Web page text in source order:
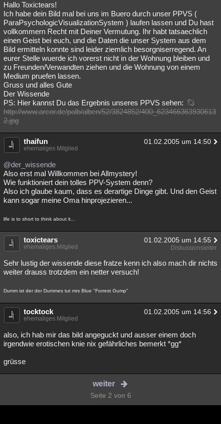
Hallo Toxictears!
Ich habe dein Bild mal bei uns im Buero durch unser PPVS (
ParaPsychologicVisualizationSystem ) laufen lassen und Du hast
vollkommern Recht mit Deiner Vermutung. Ihr habt tatsaechlich
einen Geist bei euch, und die Daten die unser System aus dem
Bild ermitteln konnte sind leider ziemlich besorgniserregend. An
eurer Stelle wuerde ich vorerst nicht in der Wohnung bleiben und
zu Freunden/Verwandten ziehen und die Wohnung von einem
Medium pruefen lassen.
Gruss und alles Gute
Der Wissende
PS: Hier kannst Du das Ergebnis unseres PPVS sehen:
http://www.arcor.de/palb/alben/52/3824852/400_623466363930613
2.jpg
thaifun 01.02.2005 um 14:50
ehemaliges Mitglied
@der_wissende
Also erst mal Willkommen bei Allmystery!
Wie funktioniert dein tolles PPV-System denn?
Also ich glaube kaum, dass es derartige Dinge gibt. Und den Geist
kann sogar meine Oma hinprojezieren...
life is to short to think about it...
toxictears 01.02.2005 um 14:55
ehemaliges Mitglied Diskussionsleiter
Sehr lustig der wissende diese fratze kenn ich also mach dir nichts
weiter drauss trotzdem ein netter versuch!
Dumm ist der der Dummes tut mrs Blue "Forrest Gump"
tocktock 01.02.2005 um 14:56
ehemaliges Mitglied
also, ich hab mir das bild angeguckt und ausser einem doch
irgendwie erotischen knie nix gefährliches bemerkt *gg*
grüsse
weiter
Seite 2 von 6